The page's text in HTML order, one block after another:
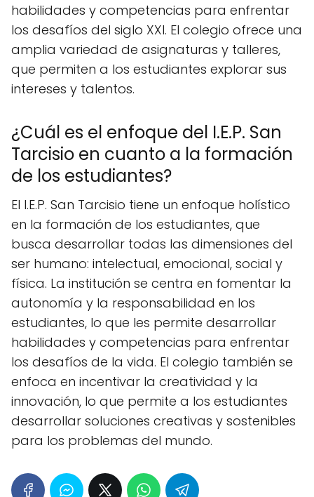
habilidades y competencias para enfrentar
los desafíos del siglo XXI. El colegio ofrece una
amplia variedad de asignaturas y talleres,
que permiten a los estudiantes explorar sus
intereses y talentos.
¿Cuál es el enfoque del I.E.P. San
Tarcisio en cuanto a la formación
de los estudiantes?
El I.E.P. San Tarcisio tiene un enfoque holístico
en la formación de los estudiantes, que
busca desarrollar todas las dimensiones del
ser humano: intelectual, emocional, social y
física. La institución se centra en fomentar la
autonomía y la responsabilidad en los
estudiantes, lo que les permite desarrollar
habilidades y competencias para enfrentar
los desafíos de la vida. El colegio también se
enfoca en incentivar la creatividad y la
innovación, lo que permite a los estudiantes
desarrollar soluciones creativas y sostenibles
para los problemas del mundo.